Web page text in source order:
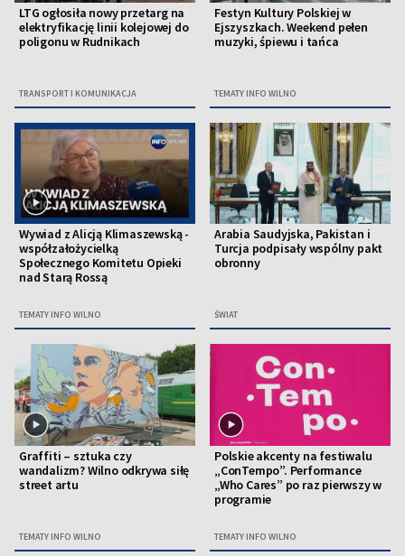
LTG ogłosiła nowy przetarg na
elektryfikację linii kolejowej do
poligonu w Rudnikach
TRANSPORT I KOMUNIKACJA
Festyn Kultury Polskiej w
Ejszyszkach. Weekend pełen
muzyki, śpiewu i tańca
TEMATY INFO WILNO
Wywiad z Alicją Klimaszewską -
współzałożycielką
Społecznego Komitetu Opieki
nad Starą Rossą
TEMATY INFO WILNO
Arabia Saudyjska, Pakistan i
Turcja podpisały wspólny pakt
obronny
ŚWIAT
Graffiti – sztuka czy
wandalizm? Wilno odkrywa siłę
street artu
TEMATY INFO WILNO
Polskie akcenty na festiwalu
„ConTempo”. Performance
„Who Cares” po raz pierwszy w
programie
TEMATY INFO WILNO